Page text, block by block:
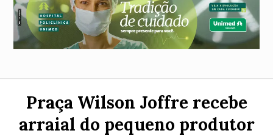
Praça Wilson Joffre recebe
arraial do pequeno produtor